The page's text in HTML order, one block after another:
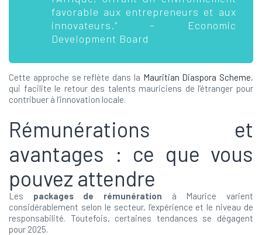
favorable aux entrepreneurs et aux
innovateurs.” – Economic
Development Board
Cette approche se reflète dans la Mauritian Diaspora Scheme,
qui facilite le retour des talents mauriciens de l’étranger pour
contribuer à l’innovation locale.
Rémunérations et
avantages : ce que vous
pouvez attendre
Les packages de rémunération à Maurice varient
considérablement selon le secteur, l’expérience et le niveau de
responsabilité. Toutefois, certaines tendances se dégagent
pour 2025.